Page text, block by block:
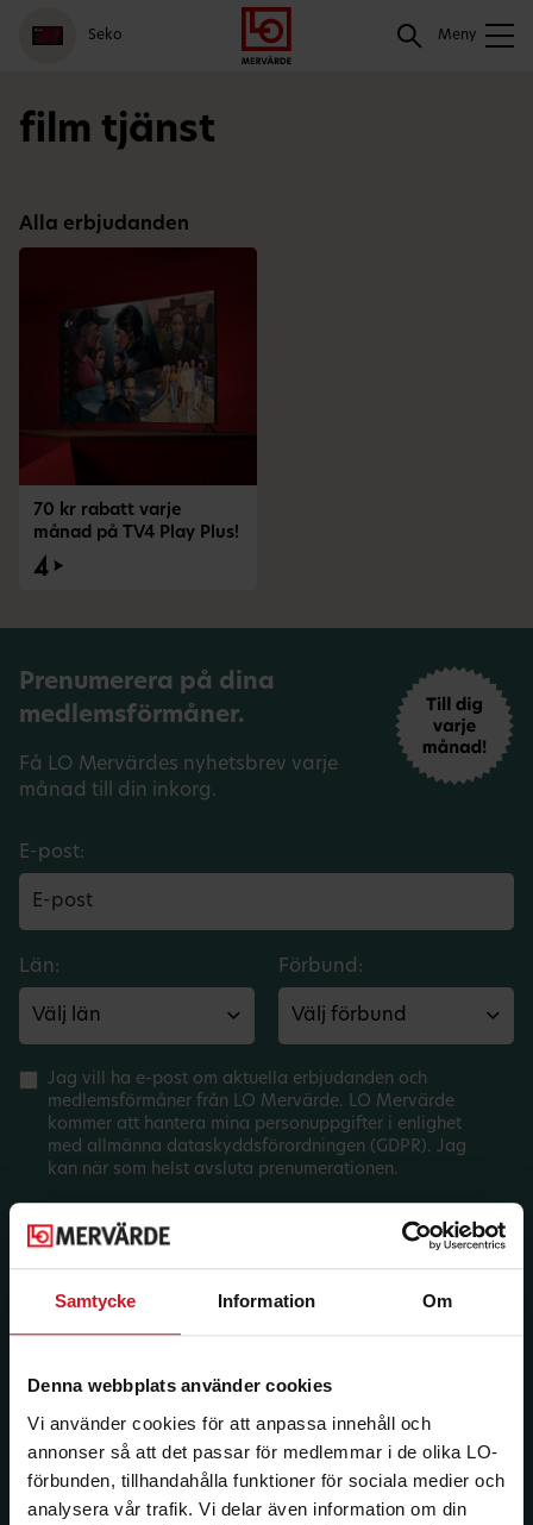
Samtycke Information Om
Denna webbplats använder cookies
Vi använder cookies för att anpassa innehåll och
annonser så att det passar för medlemmar i de olika LO-
förbunden, tillhandahålla funktioner för sociala medier och
analysera vår trafik. Vi delar även information om din
Gå
till
meny
Logga
in
Hoppa
till
innehåll
Seko Meny
Sök
film tjänst
Alla erbjudanden
70 kr rabatt varje
månad på TV4 Play Plus!
Prenumerera på dina
medlemsförmåner.
Få LO Mervärdes nyhetsbrev varje
månad till din inkorg.
E-post:
Län: Förbund:
Jag vill ha e-post om aktuella erbjudanden och
medlemsförmåner från LO Mervärde. LO Mervärde
kommer att hantera mina personuppgifter i enlighet
med allmänna dataskyddsförordningen (GDPR). Jag
kan när som helst avsluta prenumerationen.